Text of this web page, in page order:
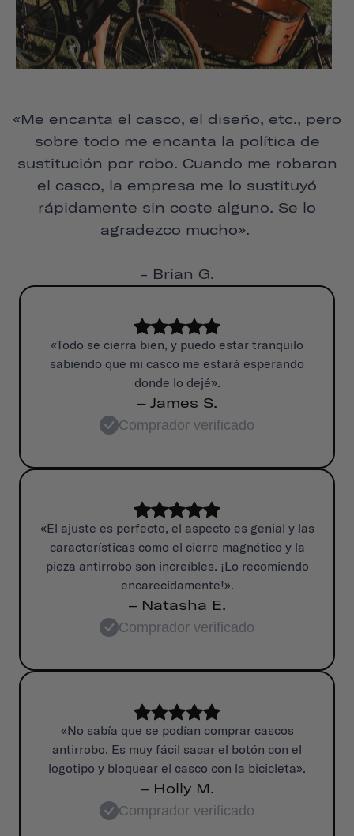
«Me encanta el casco, el diseño, etc., pero
sobre todo me encanta la política de
sustitución por robo. Cuando me robaron
el casco, la empresa me lo sustituyó
rápidamente sin coste alguno. Se lo
agradezco mucho».
- Brian G.
«Todo se cierra bien, y puedo estar tranquilo
sabiendo que mi casco me estará esperando
donde lo dejé».
– James S.
Comprador verificado
«El ajuste es perfecto, el aspecto es genial y las
características como el cierre magnético y la
pieza antirrobo son increíbles. ¡Lo recomiendo
encarecidamente!».
– Natasha E.
Comprador verificado
«No sabía que se podían comprar cascos
antirrobo. Es muy fácil sacar el botón con el
logotipo y bloquear el casco con la bicicleta».
– Holly M.
Comprador verificado